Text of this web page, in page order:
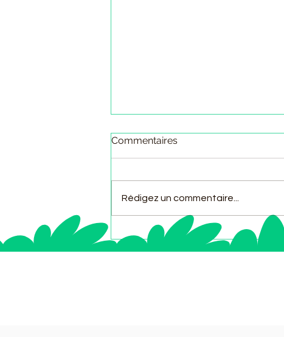
Explorez la signification
trèfle chance : un voyage
Commentaires
Rédigez un commentaire...